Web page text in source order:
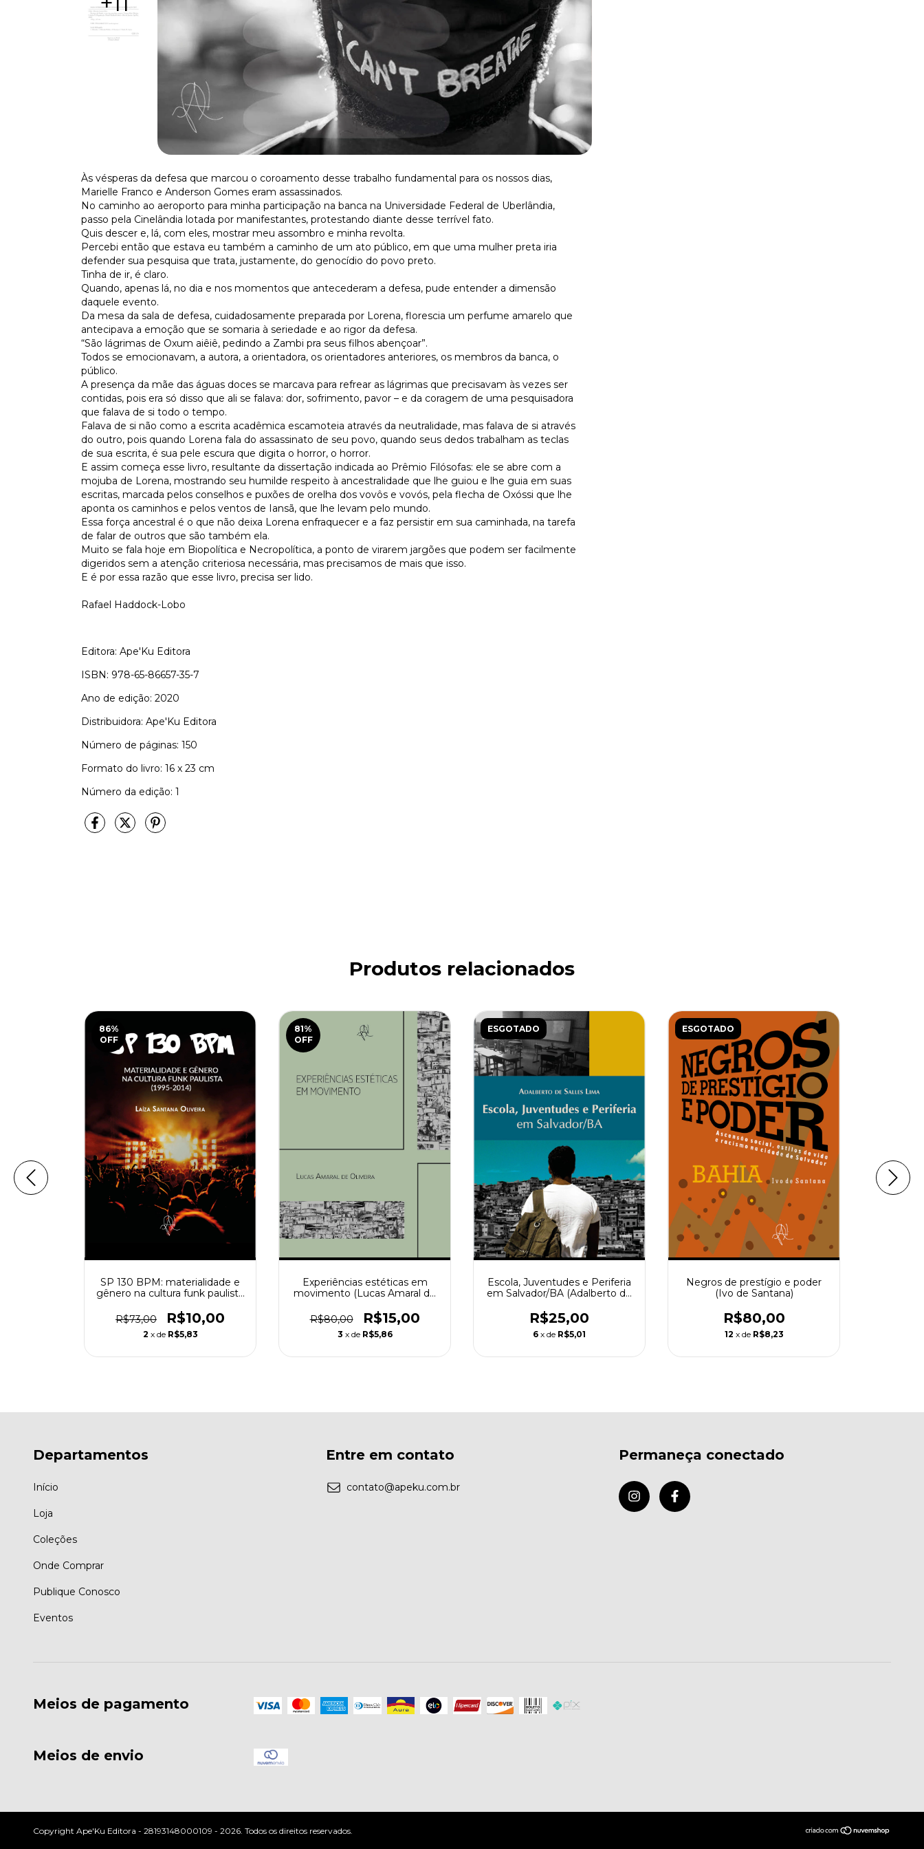
Às vésperas da defesa que marcou o coroamento desse trabalho fundamental para os nossos dias,
Marielle Franco e Anderson Gomes eram assassinados.
No caminho ao aeroporto para minha participação na banca na Universidade Federal de Uberlândia,
passo pela Cinelândia lotada por manifestantes, protestando diante desse terrível fato.
Quis descer e, lá, com eles, mostrar meu assombro e minha revolta.
Percebi então que estava eu também a caminho de um ato público, em que uma mulher preta iria
defender sua pesquisa que trata, justamente, do genocídio do povo preto.
Tinha de ir, é claro.
Quando, apenas lá, no dia e nos momentos que antecederam a defesa, pude entender a dimensão
daquele evento.
Da mesa da sala de defesa, cuidadosamente preparada por Lorena, florescia um perfume amarelo que
antecipava a emoção que se somaria à seriedade e ao rigor da defesa.
“São lágrimas de Oxum aiêiê, pedindo a Zambi pra seus filhos abençoar”.
Todos se emocionavam, a autora, a orientadora, os orientadores anteriores, os membros da banca, o
público.
A presença da mãe das águas doces se marcava para refrear as lágrimas que precisavam às vezes ser
contidas, pois era só disso que ali se falava: dor, sofrimento, pavor – e da coragem de uma pesquisadora
que falava de si todo o tempo.
Falava de si não como a escrita acadêmica escamoteia através da neutralidade, mas falava de si através
do outro, pois quando Lorena fala do assassinato de seu povo, quando seus dedos trabalham as teclas
de sua escrita, é sua pele escura que digita o horror, o horror.
E assim começa esse livro, resultante da dissertação indicada ao Prêmio Filósofas: ele se abre com a
mojuba de Lorena, mostrando seu humilde respeito à ancestralidade que lhe guiou e lhe guia em suas
escritas, marcada pelos conselhos e puxões de orelha dos vovôs e vovós, pela flecha de Oxóssi que lhe
aponta os caminhos e pelos ventos de Iansã, que lhe levam pelo mundo.
Essa força ancestral é o que não deixa Lorena enfraquecer e a faz persistir em sua caminhada, na tarefa
de falar de outros que são também ela.
Muito se fala hoje em Biopolítica e Necropolítica, a ponto de virarem jargões que podem ser facilmente
digeridos sem a atenção criteriosa necessária, mas precisamos de mais que isso.
E é por essa razão que esse livro, precisa ser lido.
Rafael Haddock-Lobo
Editora: Ape'Ku Editora
ISBN: 978-65-86657-35-7
Ano de edição: 2020
Distribuidora: Ape'Ku Editora
Número de páginas: 150
Formato do livro: 16 x 23 cm
Número da edição: 1
Produtos relacionados
86%
OFF
SP 130 BPM: materialidade e
gênero na cultura funk paulista
Oliveira)
R$73,00 R$10,00
2 x de R$5,83
81%
OFF
Experiências estéticas em
movimento (Lucas Amaral de
R$80,00
R$15,00
3 x de R$5,86
ESGOTADO
Escola, Juventudes e Periferia
em Salvador/BA (Adalberto de
R$25,00
6 x de R$5,01
ESGOTADO
Negros de prestígio e poder
(Ivo de Santana)
R$80,00
12 x de R$8,23
Departamentos
Início
Loja
Coleções
Onde Comprar
Publique Conosco
Eventos
Entre em contato
contato@apeku.com.br
Permaneça conectado
Meios de pagamento
Meios de envio
Copyright Ape'Ku Editora - 28193148000109 - 2026. Todos os direitos reservados.